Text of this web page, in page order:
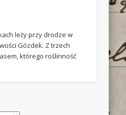
leży przy drodze w
Gózdek. Z trzech
którego roślinność